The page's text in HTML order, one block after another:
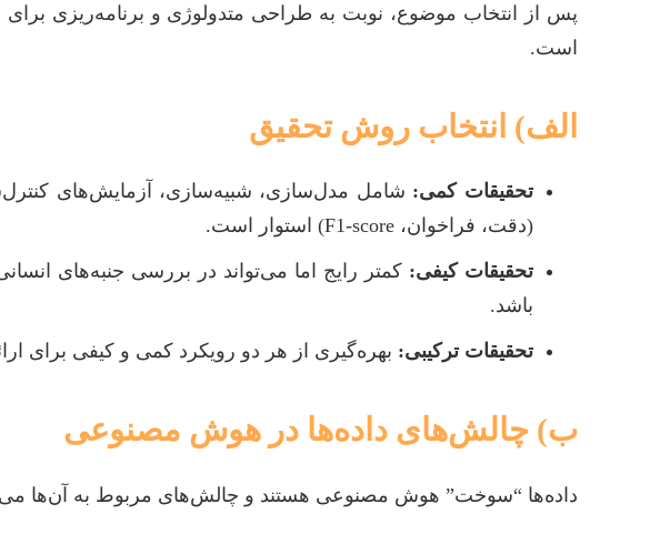
پس از انتخاب موضوع، نوبت به طراحی متدولوژی و برنامه‌ریزی
است.
الف) انتخاب روش تحقیق
تحقیقات کمی: شامل مدل‌سازی، شبیه‌سازی، آزمایش‌های
(دقت، فراخوان، F1-score) استوار است.
تحقیقات کیفی: کمتر رایج اما می‌تواند در بررسی جنبه‌های
باشد.
تحقیقات ترکیبی: بهره‌گیری از هر دو رویکرد کمی و کیفی برای
ب) چالش‌های داده‌ها در هوش مصنوعی
داده‌ها “سوخت” هوش مصنوعی هستند و چالش‌های مربوط به آن‌ها